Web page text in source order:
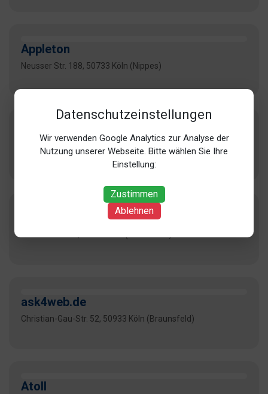
Datenschutzeinstellungen
Wir verwenden Google Analytics zur Analyse der
Nutzung unserer Webseite. Bitte wählen Sie Ihre
Einstellung:
Zustimmen
Ablehnen
Appleton
Neusser Str. 188, 50733 Köln (Nippes)
Art & Craft
Pionierstr. 14, 50735 Köln (Riehl)
arztservice-plus
ask4web.de
Christian-Gau-Str. 52, 50933 Köln (Braunsfeld)
Atoll